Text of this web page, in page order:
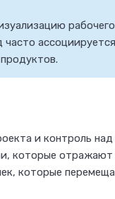
и контроль над
которые
которые